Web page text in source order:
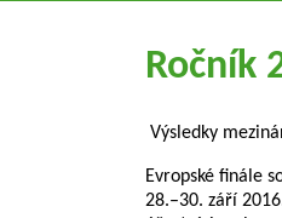
Ročník
Výsledky
Evropské finále
28.–30. září